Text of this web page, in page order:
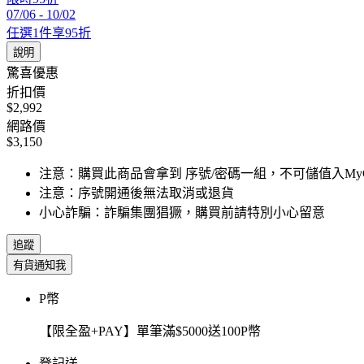
07/06 - 10/02
任選1件享95折
說明
驚喜優惠
折扣價
$2,992
網路價
$3,150
注意：購買此商品會拿到 序號/密碼一組，不可儲值入
注意：序號開通後無法取消或退貨
小心詐騙：詐騙集團猖獗，購買前請特別小心留意
追蹤
有貨通知我
P幣
【限全盈+PAY】單筆滿$5000送100P幣